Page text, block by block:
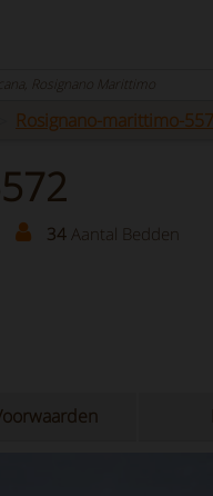
Rosignano Marittimo
Rosignano-marittimo-
34 Aantal Bedden